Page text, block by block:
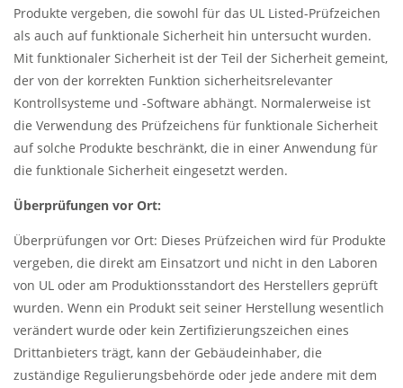
Produkte vergeben, die sowohl für das UL Listed-Prüfzeichen
als auch auf funktionale Sicherheit hin untersucht wurden.
Mit funktionaler Sicherheit ist der Teil der Sicherheit gemeint,
der von der korrekten Funktion sicherheitsrelevanter
Kontrollsysteme und -Software abhängt. Normalerweise ist
die Verwendung des Prüfzeichens für funktionale Sicherheit
auf solche Produkte beschränkt, die in einer Anwendung für
die funktionale Sicherheit eingesetzt werden.
Überprüfungen vor Ort:
Überprüfungen vor Ort: Dieses Prüfzeichen wird für Produkte
vergeben, die direkt am Einsatzort und nicht in den Laboren
von UL oder am Produktionsstandort des Herstellers geprüft
wurden. Wenn ein Produkt seit seiner Herstellung wesentlich
verändert wurde oder kein Zertifizierungszeichen eines
Drittanbieters trägt, kann der Gebäudeinhaber, die
zuständige Regulierungsbehörde oder jede andere mit dem